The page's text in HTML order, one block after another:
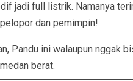
jadi full listrik. Namanya
dan pemimpin!
Pandu ini walaupun nggak
berat.